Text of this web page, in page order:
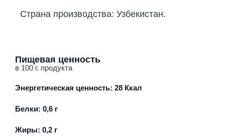
Страна производства: Узбекистан.
Пищевая ценность
в 100 г. продукта
Энергетическая ценность: 28 Ккал
Белки: 0,6 г
Жиры: 0,2 г